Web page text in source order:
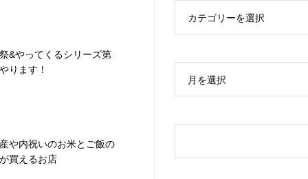
&やってくるシリーズ第
ります！
や内祝いのお米とご飯の
買えるお店
カテゴリーを選択
月を選択